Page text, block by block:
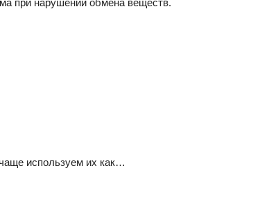
при нарушении обмена веществ.
используем их как…